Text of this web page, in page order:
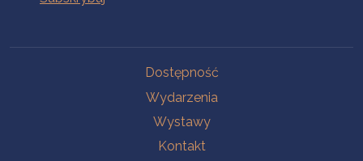
Dostępność
Wydarzenia
Wystawy
Kontakt